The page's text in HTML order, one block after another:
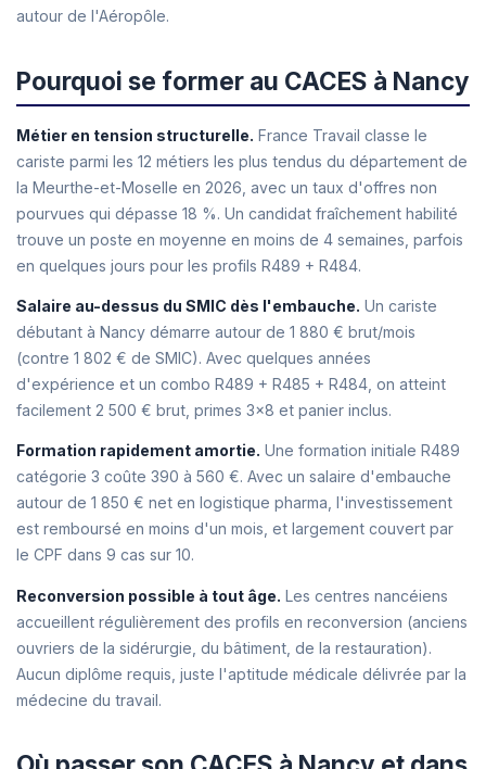
autour de l'Aéropôle.
Pourquoi se former au CACES à Nancy
Métier en tension structurelle. France Travail classe le
cariste parmi les 12 métiers les plus tendus du département de
la Meurthe-et-Moselle en 2026, avec un taux d'offres non
pourvues qui dépasse 18 %. Un candidat fraîchement habilité
trouve un poste en moyenne en moins de 4 semaines, parfois
en quelques jours pour les profils R489 + R484.
Salaire au-dessus du SMIC dès l'embauche. Un cariste
débutant à Nancy démarre autour de 1 880 € brut/mois
(contre 1 802 € de SMIC). Avec quelques années
d'expérience et un combo R489 + R485 + R484, on atteint
facilement 2 500 € brut, primes 3x8 et panier inclus.
Formation rapidement amortie. Une formation initiale R489
catégorie 3 coûte 390 à 560 €. Avec un salaire d'embauche
autour de 1 850 € net en logistique pharma, l'investissement
est remboursé en moins d'un mois, et largement couvert par
le CPF dans 9 cas sur 10.
Reconversion possible à tout âge. Les centres nancéiens
accueillent régulièrement des profils en reconversion (anciens
ouvriers de la sidérurgie, du bâtiment, de la restauration).
Aucun diplôme requis, juste l'aptitude médicale délivrée par la
médecine du travail.